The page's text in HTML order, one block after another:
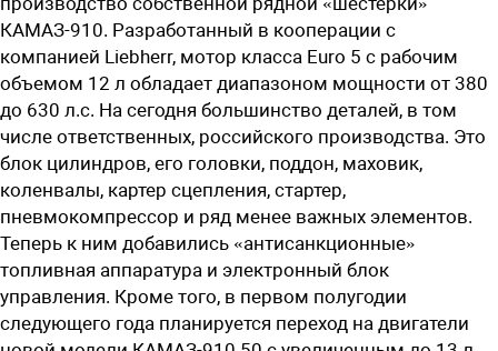
КАМАЗ-910. Разработанный в кооперации с
компанией Liebherr, мотор класса Euro 5 с рабочим
объемом 12 л обладает диапазоном мощности от 380
до 630 л.с. На сегодня большинство деталей, в том
числе ответственных, российского производства. Это
блок цилиндров, его головки, поддон, маховик,
коленвалы, картер сцепления, стартер,
пневмокомпрессор и ряд менее важных элементов.
Теперь к ним добавились «антисанкционные»
топливная аппаратура и электронный блок
управления. Кроме того, в первом полугодии
следующего года планируется переход на двигатели